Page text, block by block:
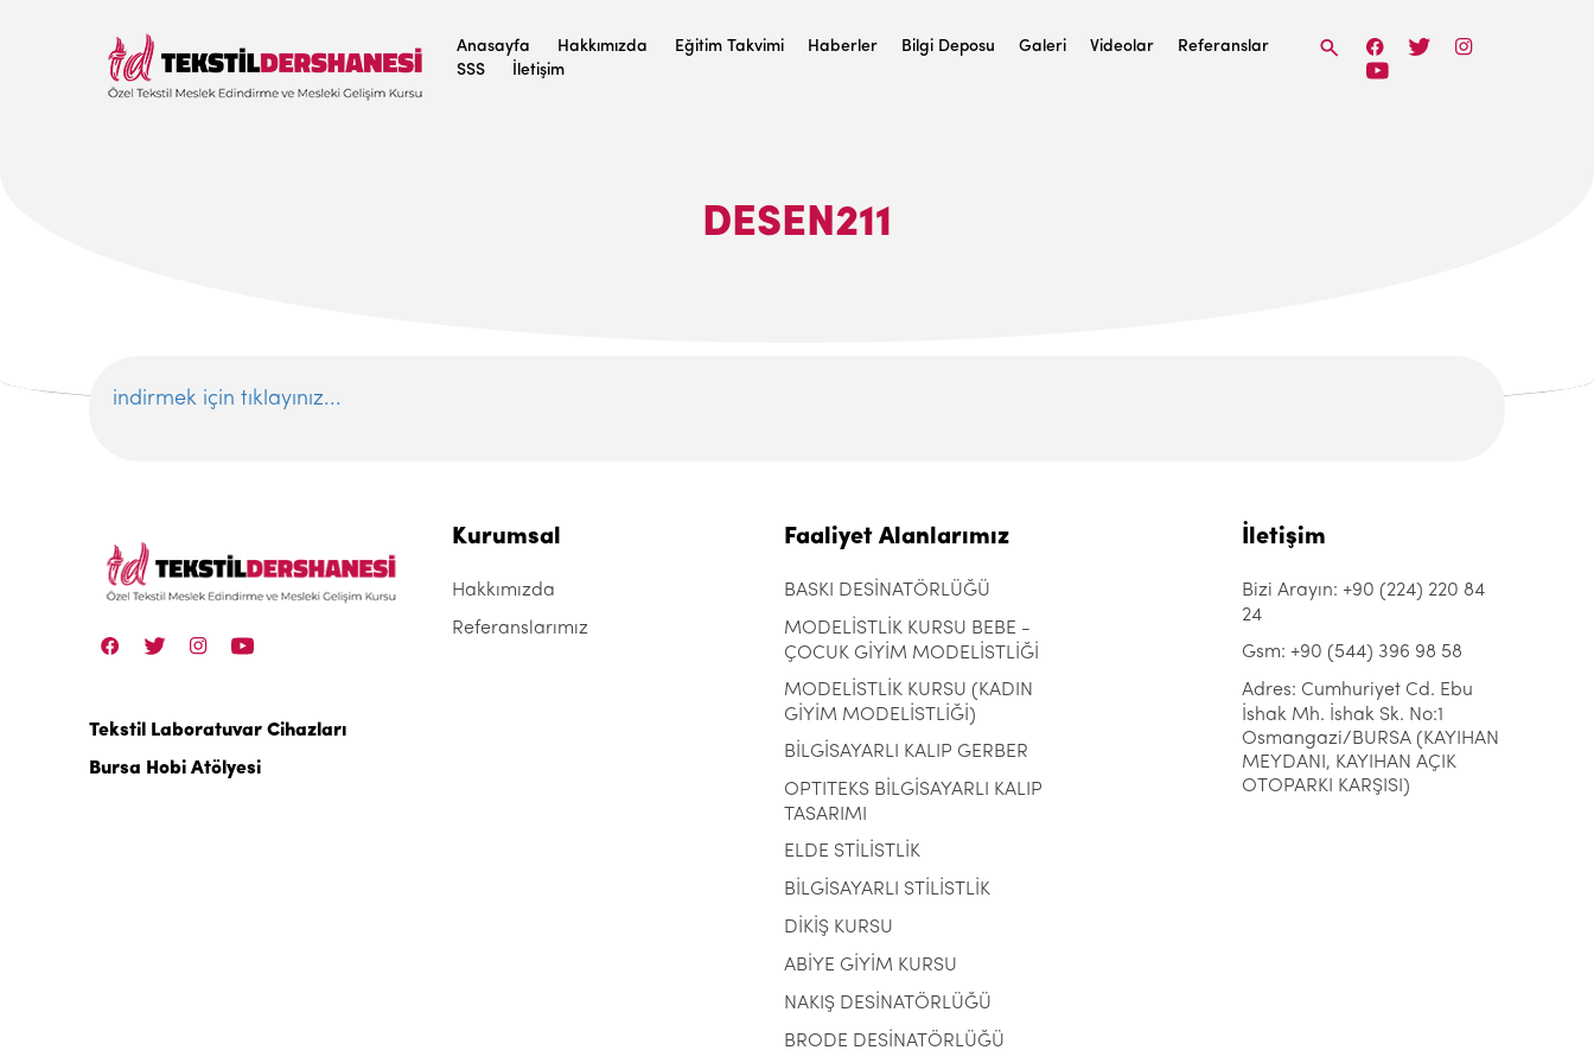
Anasayfa Hakkımızda Eğitim Takvimi Haberler Bilgi Deposu Galeri Videolar
Referanslar
SSS
İletişim
DESEN211
indirmek için tıklayınız...
Tekstil Laboratuvar Cihazları
Bursa Hobi Atölyesi
Kurumsal
Hakkımızda
Referanslarımız
Faaliyet Alanlarımız
BASKI DESİNATÖRLÜĞÜ
MODELİSTLİK KURSU BEBE -
ÇOCUK GİYİM MODELİSTLİĞİ
MODELİSTLİK KURSU (KADIN
GİYİM MODELİSTLİĞİ)
BİLGİSAYARLI KALIP GERBER
OPTITEKS BİLGİSAYARLI KALIP
TASARIMI
ELDE STİLİSTLİK
BİLGİSAYARLI STİLİSTLİK
DİKİŞ KURSU
ABİYE GİYİM KURSU
NAKIŞ DESİNATÖRLÜĞÜ
BRODE DESİNATÖRLÜĞÜ
İletişim
Bizi Arayın: +90 (224) 220 84
24
Gsm: +90 (544) 396 98 58
Adres: Cumhuriyet Cd. Ebu
İshak Mh. İshak Sk. No:1
Osmangazi/BURSA (KAYIHAN
MEYDANI, KAYIHAN AÇIK
OTOPARKI KARŞISI)